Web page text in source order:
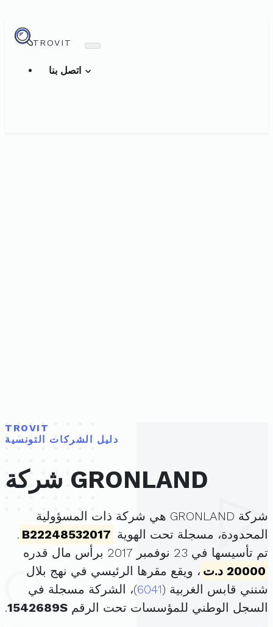
TROVIT
TROVIT
دليل الشركات التونسية
شركة GRONLAND
شركة GRONLAND هي شركة ذات المسؤولية
المحدودة، مسجلة تحت الهوية B22248532017
.
تم تأسيسها في 23 نوفمبر 2017 برأس مال قدره
20000 د.ت
، ويقع مقرها الرئيسي في نهج بلال
شنني قابس الغربية (6041)، الشركة مسجلة في
السجل الوطني للمؤسسات تحت الرقم 1542689S
.